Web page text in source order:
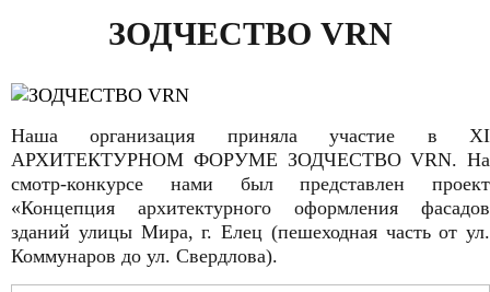
ЗОДЧЕСТВО VRN
Наша организация приняла участие в XI
АРХИТЕКТУРНОМ ФОРУМЕ ЗОДЧЕСТВО VRN. На
смотр-конкурсе нами был представлен проект
«Концепция архитектурного оформления фасадов
зданий улицы Мира, г. Елец (пешеходная часть от ул.
Коммунаров до ул. Свердлова).